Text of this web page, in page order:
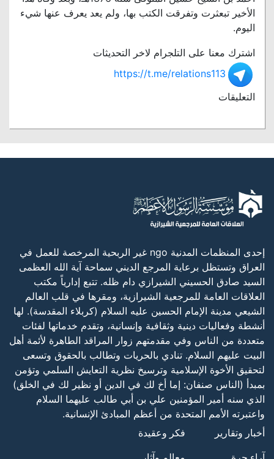
الأخير تبعثرت وتفرقت الكتب بها، ولم يعد يعرف عنها شيء
اليوم.
اشترك معنا على التلجرام لاخر التحديثات
https://t.me/relations113
التعليقات
إحدى المنظمات المدنية ngo غير الربحية المرخصة للعمل في
العراق وتستظل برعاية المرجع الديني سماحة آية الله العظمى
السيد صادق الحسيني الشيرازي دام ظله. تتبع إدارياً مكتب
العلاقات العامة للمرجعية الشيرازية، ومقرها في قلب العالم
الشيعي مدينة الإمام الحسين عليه السلام (كربلاء المقدسة). لها
أنشطة وفعاليات دينية وثقافية وإنسانية، وتقدم خدماتها لفئات
متعددة من الناس وفي مقدمتهم زوار المراقد الطاهرة لأئمة أهل
البيت عليهم السلام. تنادي بالحريات وتطالب بالحقوق وتسعى
لتحقيق الأخوة الإسلامية وترسيخ نظرية التعايش السلمي وتؤمن
بمبدأ (الناس صنفان: إما أخ لك في الدين أو نظير لك في الخلق)
الذي سنه أمير المؤمنين علي بن أبي طالب عليهما السلام
واعتبرته الأمم المتحدة من أعظم المبادئ الإنسانية.
أخبار وتقارير فكر وعقيدة